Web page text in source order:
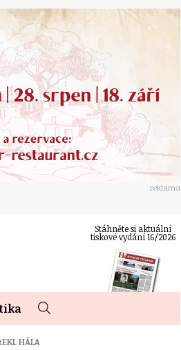
reklama
Stáhněte si aktuální
tiskové vydání 16/2026
HÁLA